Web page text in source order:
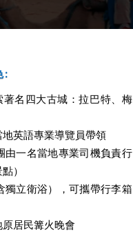
:
著名四大古城：拉巴特、梅
英語專業導覽員帶領
由一名當地專業司機負責行
）
獨立衛浴），可攜帶行李箱
居民篝火晚會